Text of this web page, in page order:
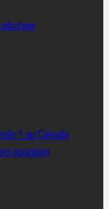
1 au Canada
pourquoi